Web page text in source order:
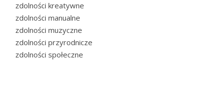
zdolności kreatywne
zdolności manualne
zdolności muzyczne
zdolności przyrodnicze
zdolności społeczne